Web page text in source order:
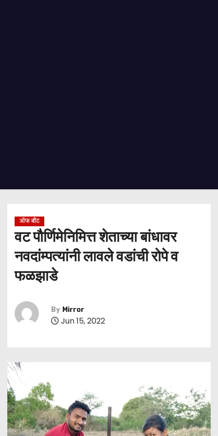
ऑफ बीट
वट पौर्णिमेनिमित्त शेताच्या बांधावर
नवदांम्पत्यांनी लावले वडांची रोपे व
फळझाडे
By Mirror
Jun 15, 2022